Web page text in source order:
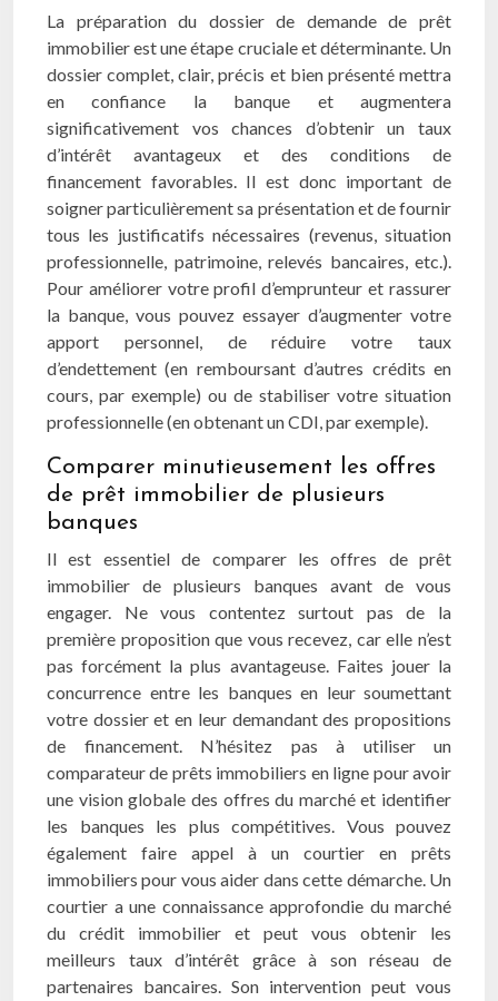
La préparation du dossier de demande de prêt
immobilier est une étape cruciale et déterminante. Un
dossier complet, clair, précis et bien présenté mettra
en confiance la banque et augmentera
significativement vos chances d’obtenir un taux
d’intérêt avantageux et des conditions de
financement favorables. Il est donc important de
soigner particulièrement sa présentation et de fournir
tous les justificatifs nécessaires (revenus, situation
professionnelle, patrimoine, relevés bancaires, etc.).
Pour améliorer votre profil d’emprunteur et rassurer
la banque, vous pouvez essayer d’augmenter votre
apport personnel, de réduire votre taux
d’endettement (en remboursant d’autres crédits en
cours, par exemple) ou de stabiliser votre situation
professionnelle (en obtenant un CDI, par exemple).
Comparer minutieusement les offres
de prêt immobilier de plusieurs
banques
Il est essentiel de comparer les offres de prêt
immobilier de plusieurs banques avant de vous
engager. Ne vous contentez surtout pas de la
première proposition que vous recevez, car elle n’est
pas forcément la plus avantageuse. Faites jouer la
concurrence entre les banques en leur soumettant
votre dossier et en leur demandant des propositions
de financement. N’hésitez pas à utiliser un
comparateur de prêts immobiliers en ligne pour avoir
une vision globale des offres du marché et identifier
les banques les plus compétitives. Vous pouvez
également faire appel à un courtier en prêts
immobiliers pour vous aider dans cette démarche. Un
courtier a une connaissance approfondie du marché
du crédit immobilier et peut vous obtenir les
meilleurs taux d’intérêt grâce à son réseau de
partenaires bancaires. Son intervention peut vous